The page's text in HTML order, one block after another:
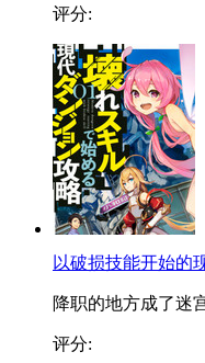
评分:
以破损技能开始的
降职的地方成了迷
评分: